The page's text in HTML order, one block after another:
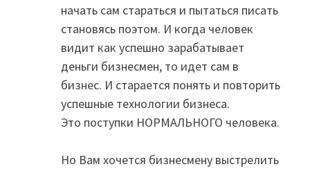
начать сам стараться и пытаться писать
становясь поэтом. И когда человек
видит как успешно зарабатывает
деньги бизнесмен, то идет сам в
бизнес. И старается понять и повторить
успешные технологии бизнеса.
Это поступки НОРМАЛЬНОГО человека.
Но Вам хочется бизнесмену выстрелить